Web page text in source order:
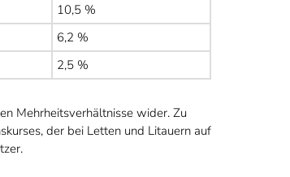
10,5 %
6,2 %
2,5 %
Mehrheitsverhältnisse wider. Zu
der bei Letten und Litauern auf